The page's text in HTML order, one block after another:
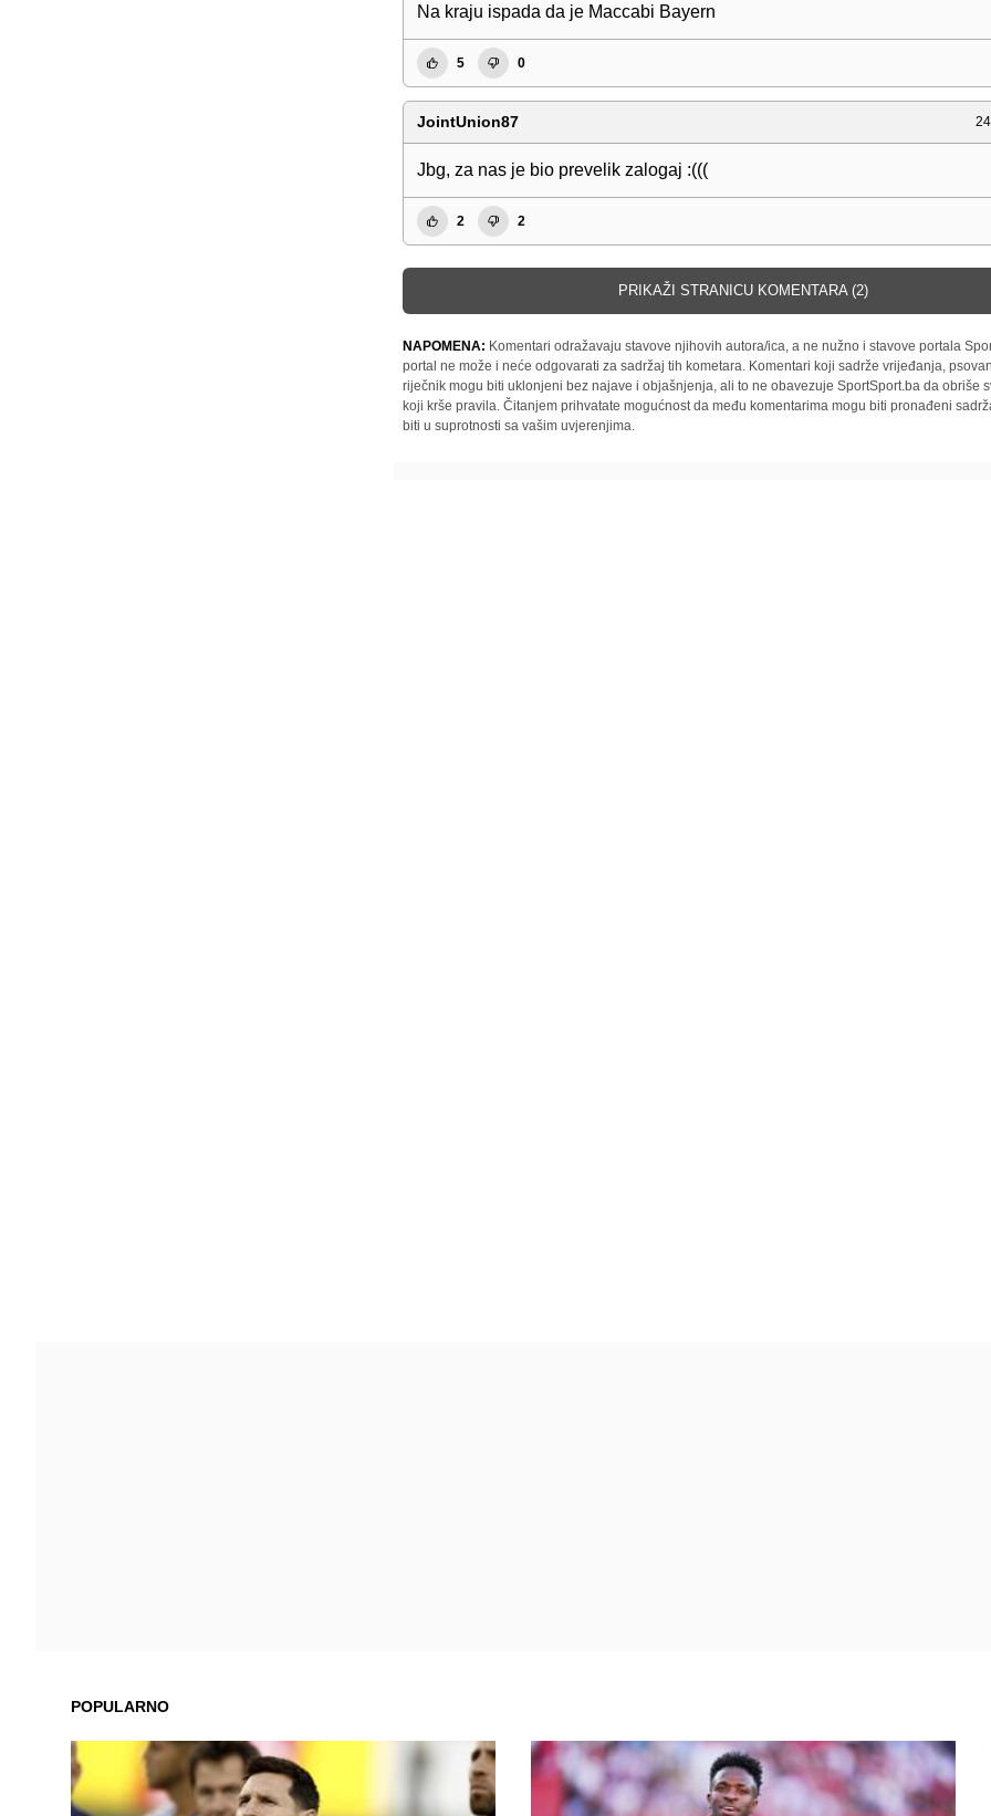
Na kraju ispada da je Maccabi Bayern
5 0
JointUnion87
Jbg, za nas je bio prevelik zalogaj :(((
2 2
PRIKAŽI STRANICU KOMENTARA (2)
NAPOMENA: Komentari odražavaju stavove njihovih autora/ica, a ne nužno i stavove portala
portal ne može i neće odgovarati za sadržaj tih kometara. Komentari koji sadrže vrijeđanja,
riječnik mogu biti uklonjeni bez najave i objašnjenja, ali to ne obavezuje SportSport.ba da obriše
koji krše pravila. Čitanjem prihvatate mogućnost da među komentarima mogu biti pronađeni
biti u suprotnosti sa vašim uvjerenjima.
POPULARNO